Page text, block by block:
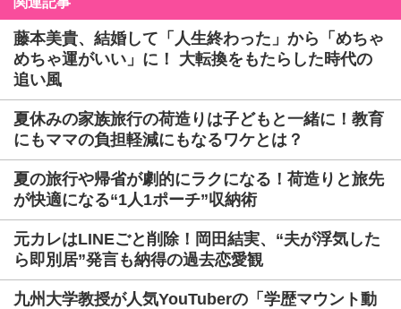
藤本美貴、結婚して「人生終わった」から「めちゃ
めちゃ運がいい」に！ 大転換をもたらした時代の
追い風
夏休みの家族旅行の荷造りは子どもと一緒に！教育
にもママの負担軽減にもなるワケとは？
夏の旅行や帰省が劇的にラクになる！荷造りと旅先
が快適になる“1人1ポーチ”収納術
元カレはLINEごと削除！岡田結実、“夫が浮気した
ら即別居”発言も納得の過去恋愛観
九州大学教授が人気YouTuberの「学歴マウント動